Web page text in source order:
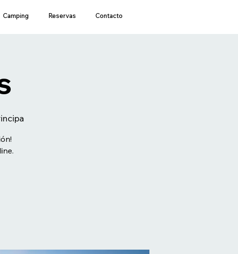
Camping Reservas Contacto